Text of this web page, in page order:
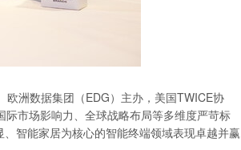
欧洲数据集团（EDG）主办，美国TWICE协
市场影响力、全球战略布局等多维度严苛标
智能家居为核心的智能终端领域表现卓越并赢